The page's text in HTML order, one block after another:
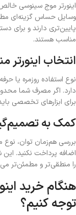
اینورتر موج سینوسی
وسایل حساس گزینه‌ای
پایین‌تری دارند و برای
مناسب هستند.
انتخاب
نوع استفاده روزمره یا
دارد. اگر مصرف شما
برای ابزارهای تخصصی
کمک به
بررسی هم‌زمان توان،
اضافه پرداخت نکنید. این
را منطقی‌تر و مطمئن‌تر
هنگام خرید
توجه کنیم؟